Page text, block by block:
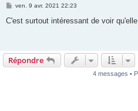
M
s
ven. 9 avr. 2021 22:23
C'est surtout intéressant de voir
Répondre
4 messages •